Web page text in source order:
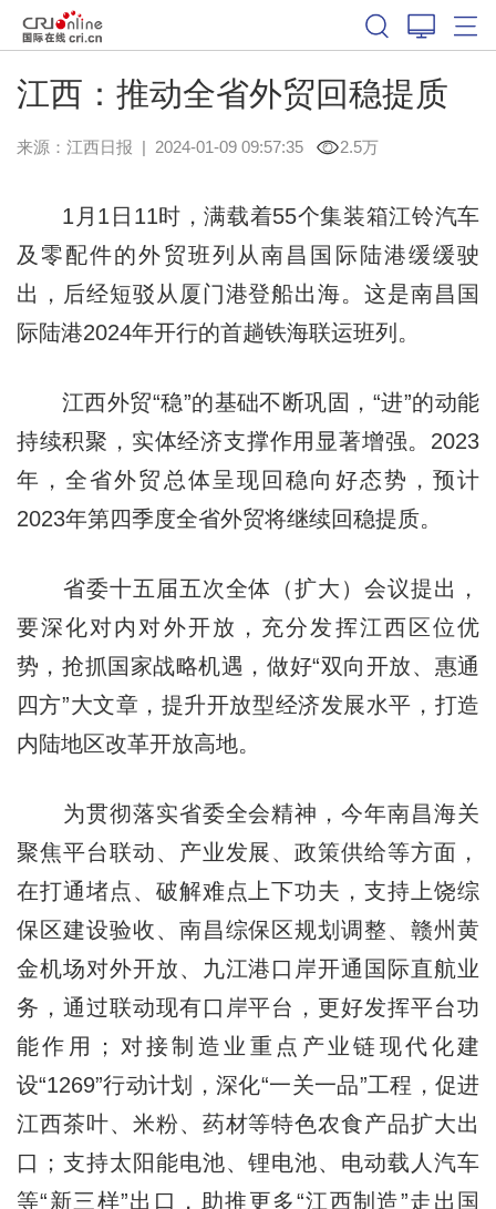
江西：推动全省外贸回稳提质
来源： 江西日报 | 2024-01-09 09:57:35 2.5万
1月1日11时，满载着55个集装箱江铃汽车
及零配件的外贸班列从南昌国际陆港缓缓驶
出，后经短驳从厦门港登船出海。这是南昌国
际陆港2024年开行的首趟铁海联运班列。
江西外贸“稳”的基础不断巩固，“进”的动能
持续积聚，实体经济支撑作用显著增强。2023
年，全省外贸总体呈现回稳向好态势，预计
2023年第四季度全省外贸将继续回稳提质。
省委十五届五次全体（扩大）会议提出，
要深化对内对外开放，充分发挥江西区位优
势，抢抓国家战略机遇，做好“双向开放、惠通
四方”大文章，提升开放型经济发展水平，打造
内陆地区改革开放高地。
为贯彻落实省委全会精神，今年南昌海关
聚焦平台联动、产业发展、政策供给等方面，
在打通堵点、破解难点上下功夫，支持上饶综
保区建设验收、南昌综保区规划调整、赣州黄
金机场对外开放、九江港口岸开通国际直航业
务，通过联动现有口岸平台，更好发挥平台功
能作用；对接制造业重点产业链现代化建
设“1269”行动计划，深化“一关一品”工程，促进
江西茶叶、米粉、药材等特色农食产品扩大出
口；支持太阳能电池、锂电池、电动载人汽车
等“新三样”出口，助推更多“江西制造”走出国